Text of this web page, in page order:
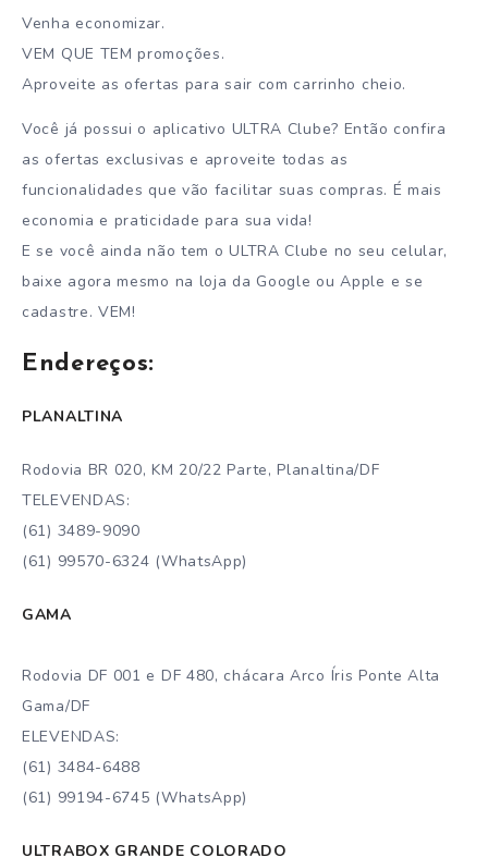
Venha economizar.
VEM QUE TEM promoções.
Aproveite as ofertas para sair com carrinho cheio.
Você já possui o aplicativo ULTRA Clube? Então confira
as ofertas exclusivas e aproveite todas as
funcionalidades que vão facilitar suas compras. É mais
economia e praticidade para sua vida!
E se você ainda não tem o ULTRA Clube no seu celular,
baixe agora mesmo na loja da Google ou Apple e se
cadastre. VEM!
Endereços:
PLANALTINA
Rodovia BR 020, KM 20/22 Parte, Planaltina/DF
TELEVENDAS:
(61) 3489-9090
(61) 99570-6324 (WhatsApp)
GAMA
Rodovia DF 001 e DF 480, chácara Arco Íris Ponte Alta
Gama/DF
ELEVENDAS:
(61) 3484-6488
(61) 99194-6745 (WhatsApp)
ULTRABOX GRANDE COLORADO